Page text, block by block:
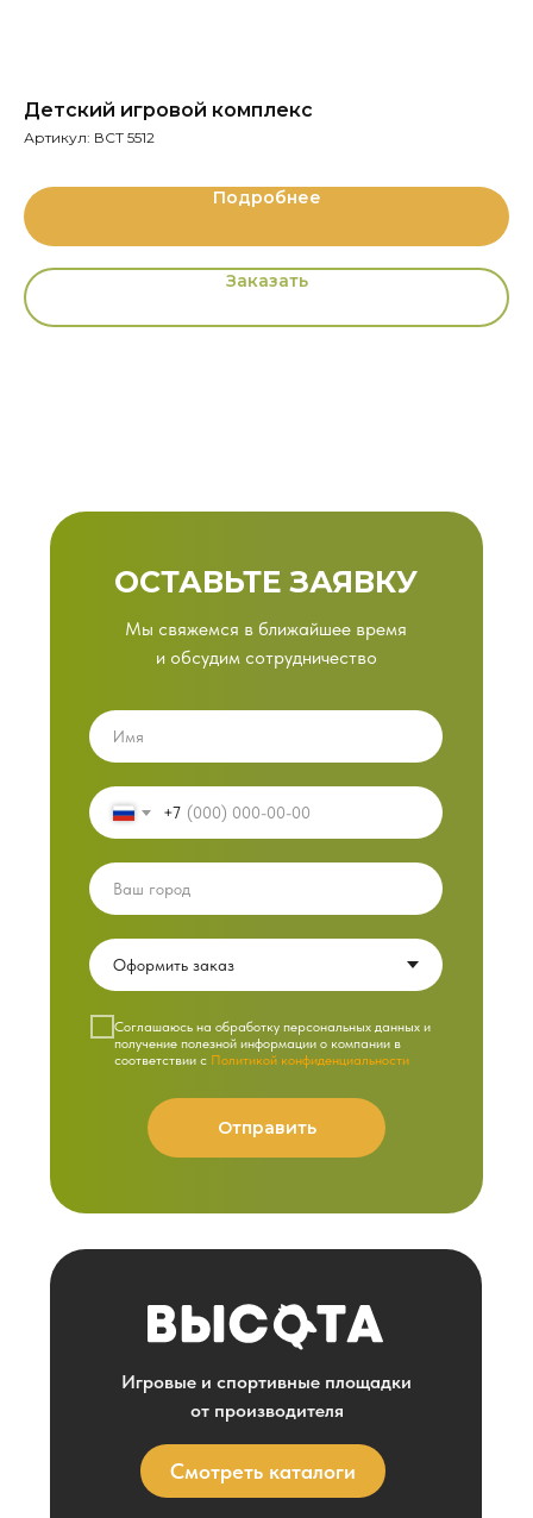
Детский игровой комплекс
Артикул: ВСТ 5512
Подробнее
Заказать
ОСТАВЬТЕ ЗАЯВКУ
Мы свяжемся в ближайшее время
и обсудим сотрудничество
+7
Cоглашаюсь на обработку персональных данных и
получение полезной информации о компании в
соответствии с Политикой конфиденциальности
Отправить
Смотреть каталоги
Игровые и спортивные площадки
от производителя